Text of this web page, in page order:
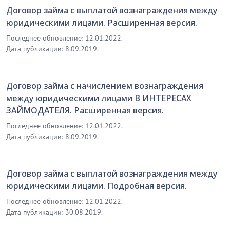
8.1. За невыполнение и/или ненадлежащее
выполнение своих обязательств по настоящему
договору, Стороны несут ответственность в
соответствии с условиями настоящего договора, а в
не урегулированной части, - в соответствии с
Казахстан.
8.2. В случае нарушения Заемщиком срока возврата
суммы займа.............
[Скрытый текст. Полная версия доступна после
скачивания]
9. ФОРС-МАЖОР
9.1. Стороны освобождаются от ответственности за
Договор займа с выплатой вознаграждения между
юридическими лицами. Расширенная версия.
Последнее обновление: 12.01.2022.
Дата публикации: 8.09.2019.
Договор займа с начислением вознаграждения
между юридическими лицами В ИНТЕРЕСАХ
ЗАЙМОДАТЕЛЯ. Расширенная версия.
Последнее обновление: 12.01.2022.
Дата публикации: 8.09.2019.
Договор займа с выплатой вознаграждения между
юридическими лицами. Подробная версия.
Последнее обновление: 12.01.2022.
Дата публикации: 30.08.2019.